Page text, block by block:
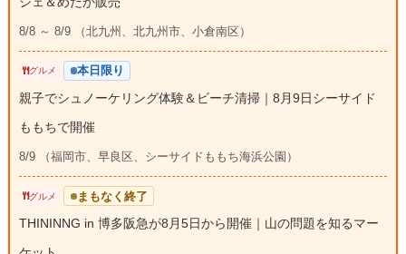
8/8 ～ 8/9 （北九州、北九州市、小倉南区）
グルメ 本日限り
親子でシュノーケリング体験＆ビーチ清掃｜8月9日シーサイド
ももちで開催
8/9 （福岡市、早良区、シーサイドももち海浜公園）
グルメ まもなく終了
THININNG in 博多阪急が8月5日から開催｜山の問題を知るマー